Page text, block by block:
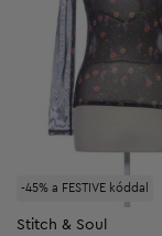
-45% a FESTIVE kóddal
Stitch & Soul